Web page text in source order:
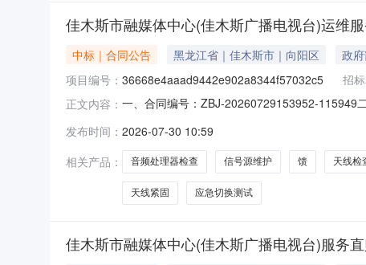
佳木斯市融媒体中心(佳木斯广播电视台)运维
中标｜合同公告 黑龙江省｜佳木斯市｜向阳区 政
项目编号： 36668e4aaad9442e902a8344f57032c5 招
正文内容： 一、合同编号：ZBJ-20260729153952-115949
汤原县汤原镇文化社区富强3号院内联系方式：
发布时间： 2026-07-30 10:59
相关产品：
音频处理器检查 信号源维护 馈 天线检
天线紧固 应急切换测试
佳木斯市融媒体中心(佳木斯广播电视台)服务